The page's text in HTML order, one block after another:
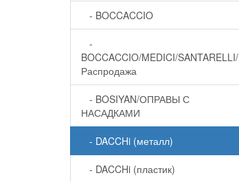
- BOCCACCIO
-
BOCCACCIO/MEDICI/SANTARELLI/
Распродажа
- BOSIYAN/ОПРАВЫ С
НАСАДКАМИ
- DACCHi (металл)
- DACCHi (пластик)